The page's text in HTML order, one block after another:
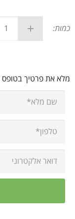
כמות:
מלא את פרטיך